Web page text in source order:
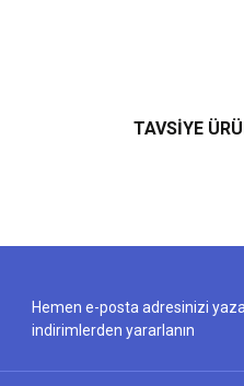
gördüğünüz noktaları öneri
TAVSİYE
Hemen e-posta adresinizi
indirimlerden yararlanın